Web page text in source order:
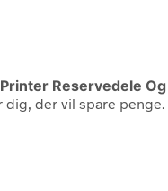
Reservedele
dig, der vil spare penge.